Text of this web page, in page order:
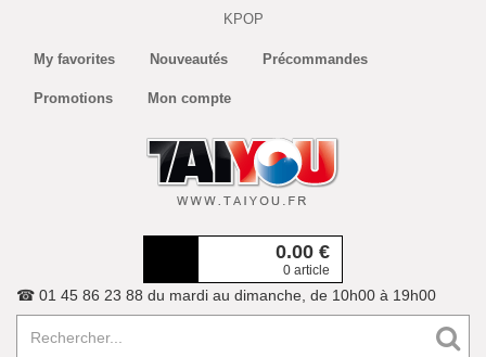
KPOP
My favorites Nouveautés Précommandes
Promotions Mon compte
0.00 €
0 article
☎ 01 45 86 23 88 du mardi au dimanche, de 10h00 à 19h00